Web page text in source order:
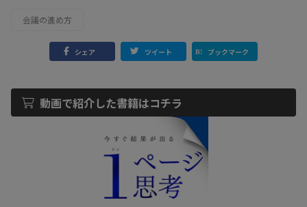
会議の進め方
シェア ツイート ブックマーク
動画で紹介した書籍はコチラ